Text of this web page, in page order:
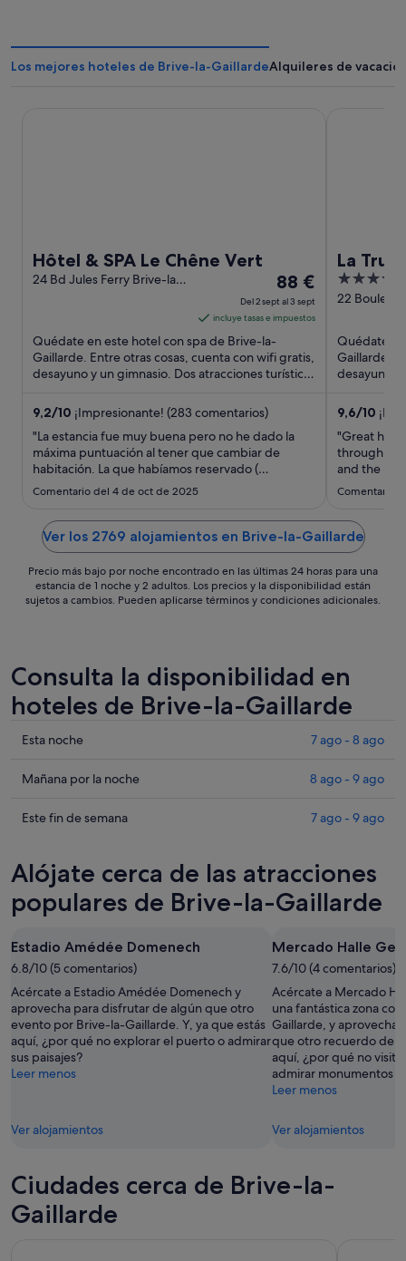
Los mejores hoteles de Brive-la-GaillardeAlquileres de
Hôtel & SPA Le Chêne Vert
24 Bd Jules Ferry Brive-la-
El
precio
es
88 €
por
2
sept
88 €
Del 2 sept al 3 sept
incluye tasas e impuestos
Quédate en este hotel con spa de Brive-la-
Gaillarde. Entre otras cosas, cuenta con wifi gratis,
desayuno y un gimnasio. Dos atracciones turísticas
9,2/10 ¡Impresionante! (283 comentarios)
"La estancia fue muy buena pero no he dado la
máxima puntuación al tener que cambiar de
habitación. La que habíamos reservado (
habitación doble ) tenía el inodoro sin privacidad
información de las habitaciones"
Comentario del 4 de oct de 2025
La
4
out
5
22
Quédate
Gaillarde.
desayuno y
9,6/10
"Great
through
and the
great that
Comentario
Ver los 2769 alojamientos en Brive-la-Gaillarde
Precio más bajo por noche encontrado en las últimas 24 horas para una
estancia de 1 noche y 2 adultos. Los precios y la disponibilidad están
sujetos a cambios. Pueden aplicarse términos y condiciones adicionales.
Consulta la disponibilidad en
hoteles de Brive-la-Gaillarde
Comprueba
precios
Brive-
para
noche,
ago
-
8
ago
Esta noche 7 ago - 8 ago
Comprueba
precios
la-
Gaillarde
para
por
la
noche,
8
ago
-
9
ago
Mañana por la noche 8 ago - 9 ago
Comprueba
en
Brive-
la-
para
este
fin
de
semana,
7
ago
-
ago
Este fin de semana 7 ago - 9 ago
Alójate cerca de las atracciones
populares de Brive-la-Gaillarde
Estadio Amédée Domenech
6.8/10 (5 comentarios)
Acércate a Estadio Amédée Domenech y
aprovecha para disfrutar de algún que otro
evento por Brive-la-Gaillarde. Y, ya que estás
aquí, ¿por qué no explorar el puerto o admirar
sus paisajes?
Leer menos
Ver alojamientos
Mercado Halle
7.6/10 (4 comentarios)
Acércate a Mercado
una fantástica zona
Gaillarde, y aprovecha
que otro recuerdo de
aquí, ¿por qué no
admirar monumentos
Leer menos
Ver alojamientos
Ciudades cerca de Brive-la-
Gaillarde